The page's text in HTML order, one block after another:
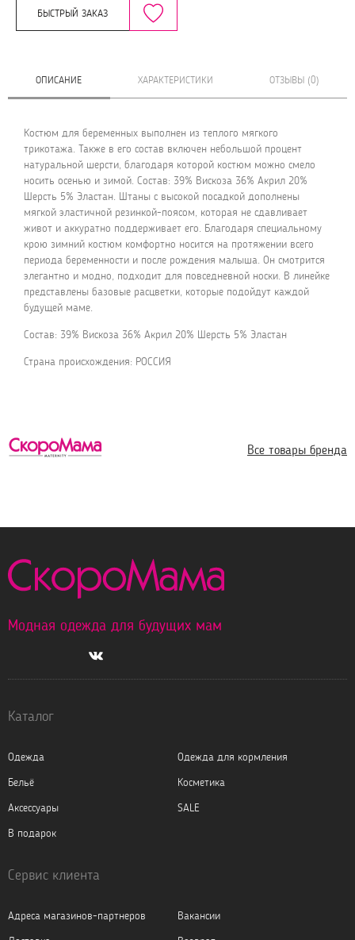
БЫСТРЫЙ ЗАКАЗ
ОПИСАНИЕ ХАРАКТЕРИСТИКИ ОТЗЫВЫ (0)
Костюм для беременных выполнен из теплого мягкого
трикотажа. Также в его состав включен небольшой процент
натуральной шерсти, благодаря которой костюм можно смело
носить осенью и зимой. Состав: 39% Вискоза 36% Акрил 20%
Шерсть 5% Эластан. Штаны с высокой посадкой дополнены
мягкой эластичной резинкой-поясом, которая не сдавливает
живот и аккуратно поддерживает его. Благодаря специальному
крою зимний костюм комфортно носится на протяжении всего
периода беременности и после рождения малыша. Он смотрится
элегантно и модно, подходит для повседневной носки. В линейке
представлены базовые расцветки, которые подойдут каждой
будущей маме.
Состав: 39% Вискоза 36% Акрил 20% Шерсть 5% Эластан
Страна происхождения: РОССИЯ
Все товары бренда
Модная одежда для будущих мам
Каталог
Одежда
Одежда для кормления
Бельё
Косметика
Аксессуары
SALE
В подарок
Сервис клиента
Адреса магазинов-партнеров
Вакансии